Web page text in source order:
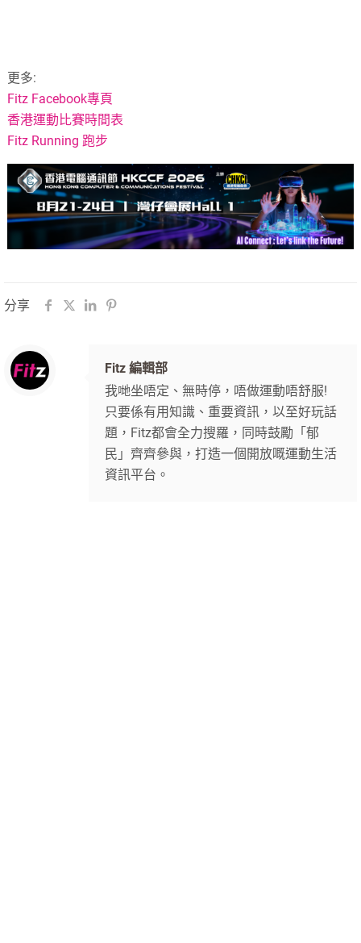
更多:
Fitz Facebook專頁
香港運動比賽時間表
Fitz Running 跑步
分享
Fitz 編輯部
我哋坐唔定、無時停，唔做運動唔舒服!
只要係有用知識、重要資訊，以至好玩話
題，Fitz都會全力搜羅，同時鼓勵「郁
民」齊齊參與，打造一個開放嘅運動生活
資訊平台。